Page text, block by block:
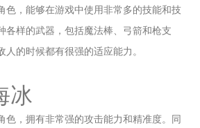
色，能够在游戏中使用非常多的技能和技
各样的武器，包括魔法棒、弓箭和枪支
的时候都有很强的适应能力。
冰
色，拥有非常强的攻击能力和精准度。同